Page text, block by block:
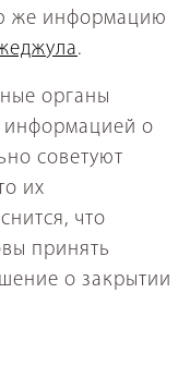
же информацию
.
органы
информацией о
советуют
их
что
принять
о закрытии